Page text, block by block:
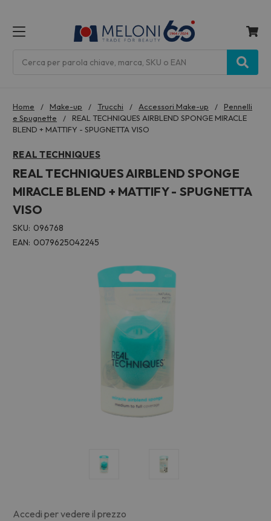
Home Make-up Trucchi Accessori Make-up
Pennelli
e Spugnette
REAL TECHNIQUES AIRBLEND SPONGE MIRACLE
BLEND + MATTIFY - SPUGNETTA VISO
REAL TECHNIQUES
REAL TECHNIQUES AIRBLEND SPONGE
MIRACLE BLEND + MATTIFY - SPUGNETTA
VISO
SKU: 096768
EAN: 0079625042245
Accedi per vedere il prezzo